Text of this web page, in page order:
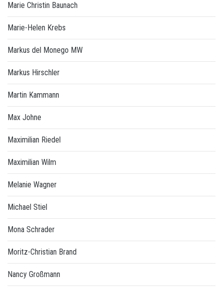
Marie Christin Baunach
Marie-Helen Krebs
Markus del Monego MW
Markus Hirschler
Martin Kammann
Max Johne
Maximilian Riedel
Maximilian Wilm
Melanie Wagner
Michael Stiel
Mona Schrader
Moritz-Christian Brand
Nancy Großmann